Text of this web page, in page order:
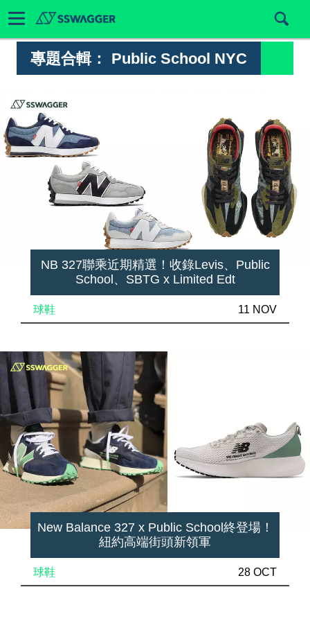
專題合輯： Public School NYC
NB 327聯乘近期精選！收錄Levis、Public
School、SBTG x Limited Edt
球鞋 11 NOV
New Balance 327 x Public School終登場！
紐約高端街頭新領軍
球鞋 28 OCT